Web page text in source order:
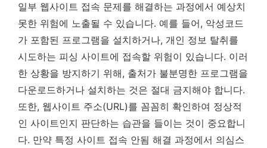
일부 웹사이트 접속 문제를 해결하는 과정에서 예상치
못한 위험에 노출될 수 있습니다. 예를 들어, 악성코드
가 포함된 프로그램을 설치하거나, 개인 정보 탈취를
시도하는 피싱 사이트에 접속할 위험이 있습니다. 이러
한 상황을 방지하기 위해, 출처가 불분명한 프로그램을
다운로드하거나 설치하는 것은 절대 금지해야 합니다.
또한, 웹사이트 주소(URL)를 꼼꼼히 확인하여 정상적
인 사이트인지 판단하는 습관을 들이는 것이 중요합니
다. 만약 특정 사이트 접속 안됨 해결 과정에서 의심스